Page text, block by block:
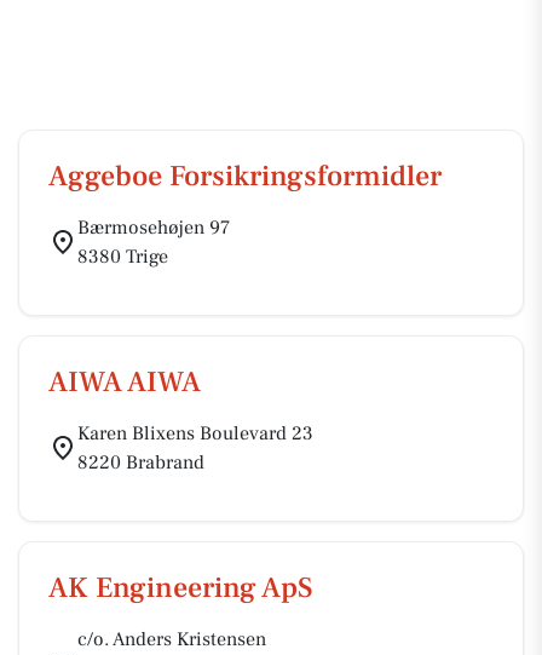
Aggeboe Forsikringsformidler
Bærmosehøjen 97
8380 Trige
AIWA AIWA
Karen Blixens Boulevard 23
8220 Brabrand
AK Engineering ApS
c/o. Anders Kristensen